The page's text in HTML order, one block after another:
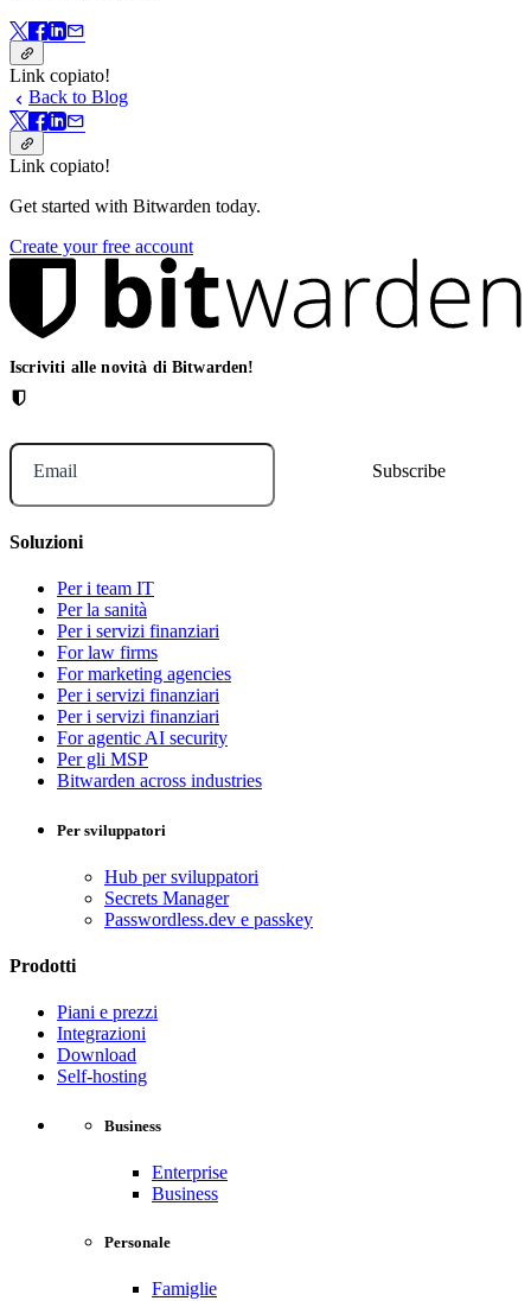
Link copiato!
Back to Blog
Link copiato!
Get started with Bitwarden today.
Create your free account
Iscriviti alle novità di Bitwarden!
Email
Soluzioni
Per i team IT
Per la sanità
Per i servizi finanziari
For law firms
For marketing agencies
Per i servizi finanziari
Per i servizi finanziari
For agentic AI security
Per gli MSP
Bitwarden across industries
Per sviluppatori
Hub per sviluppatori
Secrets Manager
Passwordless.dev e passkey
Prodotti
Piani e prezzi
Integrazioni
Download
Self-hosting
Business
Enterprise
Business
Personale
Famiglie